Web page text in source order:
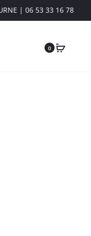
| 06 53 33 16 78
0